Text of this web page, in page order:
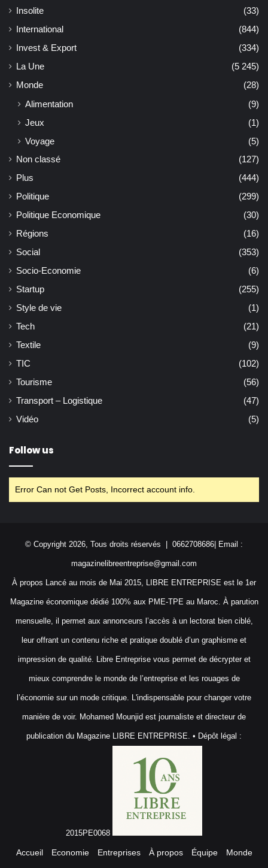
Insolite
(33)
International
(844)
Invest & Export
(334)
La Une
(5 245)
Monde
(28)
Alimentation
(9)
Jeux
(1)
Voyage
(5)
Non classé
(127)
Plus
(444)
Politique
(299)
Politique Economique
(30)
Régions
(16)
Social
(353)
Socio-Economie
(6)
Startup
(255)
Style de vie
(1)
Tech
(21)
Textile
(9)
TIC
(102)
Tourisme
(56)
Transport – Logistique
(47)
Vidéo
(5)
Follow us
Error Can not Get Posts, Incorrect account info.
© Copyright 2026, Tous droits réservés | 0662708686| Email :
magazinelibreentreprise@gmail.com
À propos Lancé au mois de Mai 2015, LIBRE ENTREPRISE est le 1er
Magazine économique dédié 100% aux PME-TPE au Maroc. À parution
mensuelle, il permet aux annonceurs l’accès à un lectorat bien ciblé,
leur offrant un contenu riche et pratique doublé d’un graphisme et
impression de qualité. Libre Entreprise vous permet de décrypter et
mieux comprendre le monde de l’entreprise et les rouages de
l’économie sur un mode critique. L'indispensable pour changer votre
manière de voir. Mohamed Mounjid est journaliste et directeur de
publication du Magazine LIBRE ENTREPRISE. • Dépôt légal :
2015PE0068
Accueil Economie Entreprises À propos Équipe
Monde